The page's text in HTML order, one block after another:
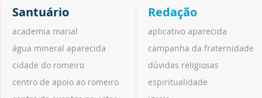
Santuário
academia marial
água mineral aparecida
cidade do romeiro
centro de apoio ao romeiro
Redação
aplicativo aparecida
campanha da fraternidade
dúvidas religiosas
espiritualidade